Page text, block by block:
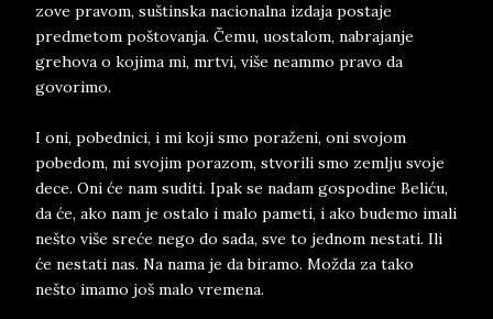
zove pravom, suštinska nacionalna izdaja postaje
predmetom poštovanja. Čemu, uostalom, nabrajanje
grehova o kojima mi, mrtvi, više neammo pravo da
govorimo.
I oni, pobednici, i mi koji smo poraženi, oni svojom
pobedom, mi svojim porazom, stvorili smo zemlju svoje
dece. Oni će nam suditi. Ipak se nadam gospodine Beliću,
da će, ako nam je ostalo i malo pameti, i ako budemo imali
nešto više sreće nego do sada, sve to jednom nestati. Ili
će nestati nas. Na nama je da biramo. Možda za tako
nešto imamo još malo vremena.